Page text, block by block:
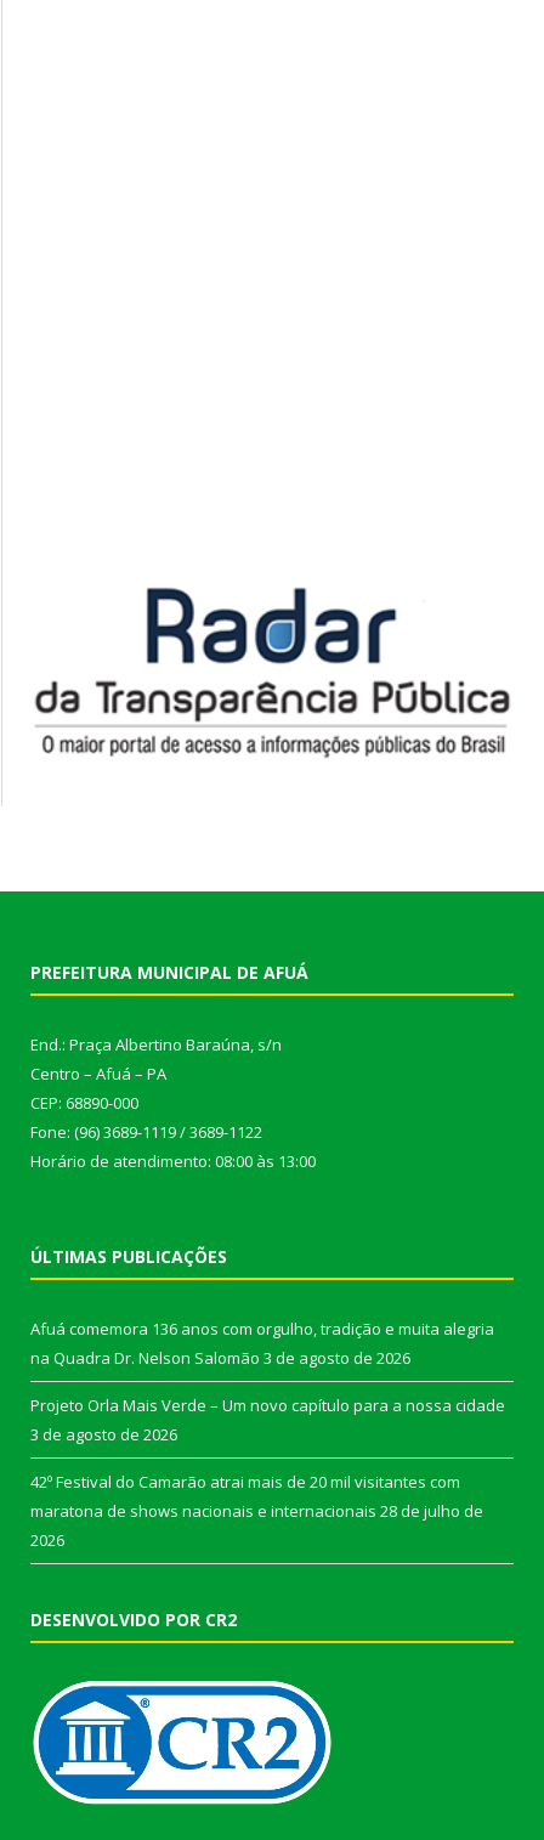
PREFEITURA MUNICIPAL DE AFUÁ
End.: Praça Albertino Baraúna, s/n
Centro – Afuá – PA
CEP: 68890-000
Fone: (96) 3689-1119 / 3689-1122
Horário de atendimento: 08:00 às 13:00
ÚLTIMAS PUBLICAÇÕES
Afuá comemora 136 anos com orgulho, tradição e muita alegria
na Quadra Dr. Nelson Salomão 3 de agosto de 2026
Projeto Orla Mais Verde – Um novo capítulo para a nossa cidade
3 de agosto de 2026
42º Festival do Camarão atrai mais de 20 mil visitantes com
maratona de shows nacionais e internacionais 28 de julho de
2026
DESENVOLVIDO POR CR2